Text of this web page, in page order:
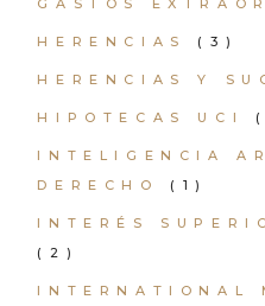
GASTOS
HERENCIAS (3)
HERENCIAS Y
HIPOTECAS UCI
INTELIGENCIA
DERECHO
(1)
INTERÉS
(2)
INTERNATIONAL